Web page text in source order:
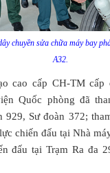
chuyền sửa chữa máy bay
A32.
cao cấp CH-TM cấp
Quốc phòng đã
929, Sư đoàn 372;
chiến đấu tại Nhà
đấu tại Trạm Ra đa